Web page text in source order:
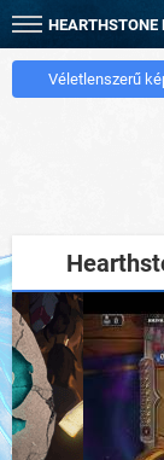
HEARTHSTONE
Véletlenszerű